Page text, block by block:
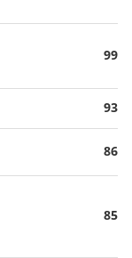
99
93
86
85